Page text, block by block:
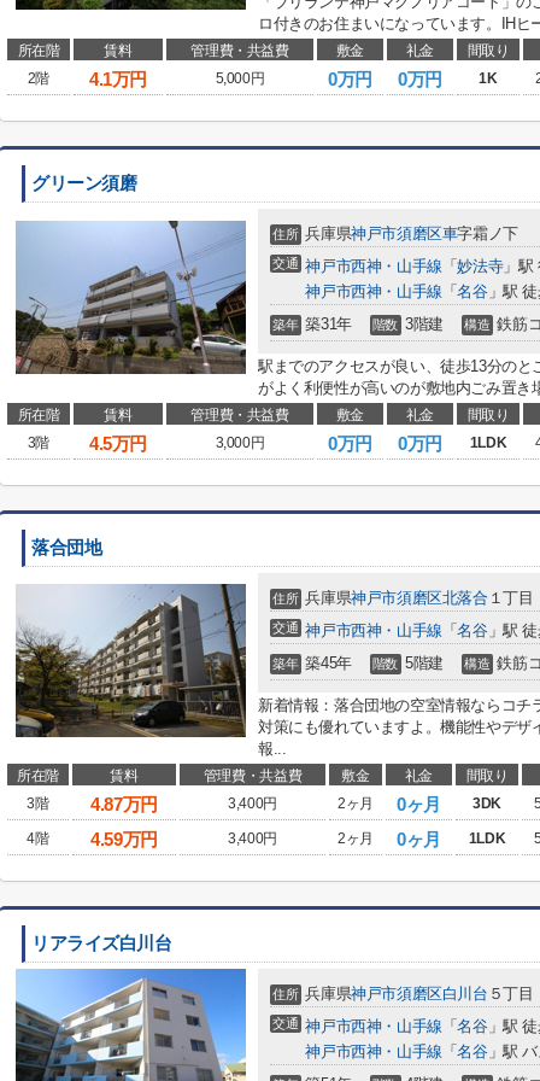
ロ付きのお住まいになっています。IH
所在階 賃料 管理費・共益費 敷金 礼金
間取り
2階
4.1万円 5,000円 0万円 0万円 1K
グリーン須磨
住所 兵庫県神戸市須磨区車字霜ノ下
交通 神戸市西神・山手線 「妙法寺」駅
神戸市西神・山手線 「名谷」駅
築年 築31年 階数 3階建 構造 鉄筋
駅までのアクセスが良い、徒歩13分の
がよく利便性が高いのが敷地内ごみ置
所在階 賃料 管理費・共益費 敷金 礼金
間取り
3階
4.5万円 3,000円 0万円 0万円 1LDK
落合団地
住所 兵庫県神戸市須磨区北落合１丁目
交通 神戸市西神・山手線 「名谷」駅
築年 築45年 階数 5階建 構造 鉄筋
新着情報：落合団地の空室情報ならコ
対策にも優れていますよ。機能性やデ
報...
所在階 賃料 管理費・共益費 敷金 礼金
間取り
3階
4.87万円 3,400円 2ヶ月 0ヶ月 3DK
4階 4.59万円 3,400円 2ヶ月 0ヶ月 1LDK
リアライズ白川台
住所 兵庫県神戸市須磨区白川台 ５丁目
交通 神戸市西神・山手線 「名谷」駅
神戸市西神・山手線 「名谷」駅